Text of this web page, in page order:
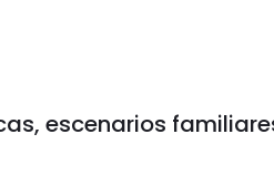
escenarios